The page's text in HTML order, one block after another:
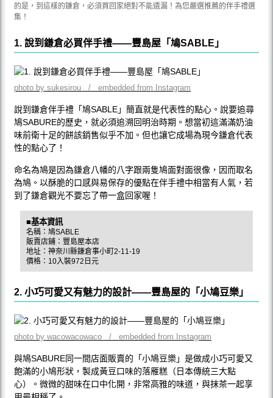
的是，到這樣的鎌倉，必須買回家絕對不能遺漏！為您嚴選推薦的伴手禮選
集！
1. 說到鎌倉必買伴手禮——豐島屋「鳩SABLE」
photo by sukesirou / embedded from Instagram
說到鎌倉伴手禮「鳩SABLE」簡直就是代表性的點心。說要追尋
鳩SABURE的歷史，就必須追溯回明治時期。想當初這滿滿奶油
味前衛十足的餅該銷售似乎不加。但也讓它成場為現今鎌倉代表
性的點心了！
命名為鳩是因為鎌倉八幡的八字跟兩隻鳩面對面很像，因而取名
為鳩。以酥脆的口感與易保存的優點在伴手禮中相當有人氣，若
到了鎌倉觀光不要忘了帶一盒回家喔！
■基本資訊
名稱：鳩SABLE
販賣店鋪：豐島屋本店
地址：神奈川縣鎌倉事小町2-11-19
價格：10入裝972日元
2. 小巧可愛又有魅力的設計——豐島屋的「小鳩豆樂」
photo by wacowacowaco / embedded from Instagram
與鳩SABURE同一間店面販賣的「小鳩豆樂」是做成小巧可愛又
飽滿的小鳩形狀，製成黃豆口味的落雁糕（日本傳統三大點
心）。微微的甜味在口中化開，非常高雅的味道，與抹茶一起享